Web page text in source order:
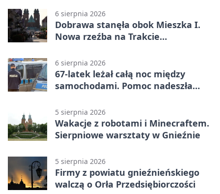
6 sierpnia 2026
Dobrawa stanęła obok Mieszka I.
Nowa rzeźba na Trakcie
6 sierpnia 2026
67-latek leżał całą noc między
samochodami. Pomoc nadeszła
5 sierpnia 2026
Wakacje z robotami i Minecraftem.
Sierpniowe warsztaty w Gnieźnie
5 sierpnia 2026
Firmy z powiatu gnieźnieńskiego
walczą o Orła Przedsiębiorczości